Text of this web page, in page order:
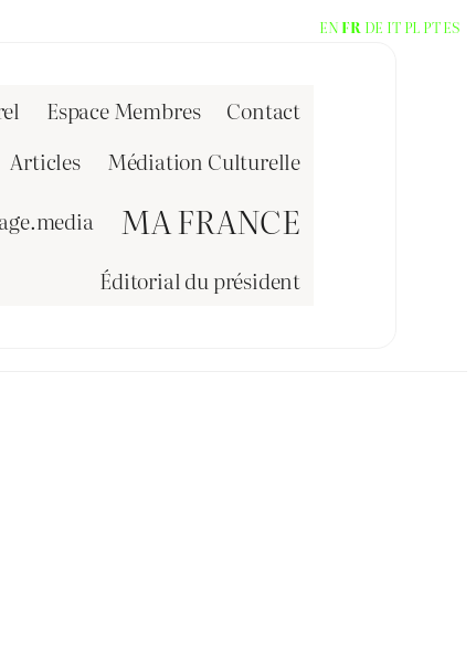
Espace Membres
Contact
Articles
Médiation Culturelle
MA FRANCE
Éditorial du président
EN FR DE IT PL PTES